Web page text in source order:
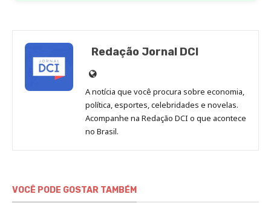
Redação Jornal DCI
Site
de
Redação
Jornal
DCI
A notícia que você procura sobre economia,
política, esportes, celebridades e novelas.
Acompanhe na Redação DCI o que acontece
no Brasil.
VOCÊ PODE GOSTAR TAMBÉM